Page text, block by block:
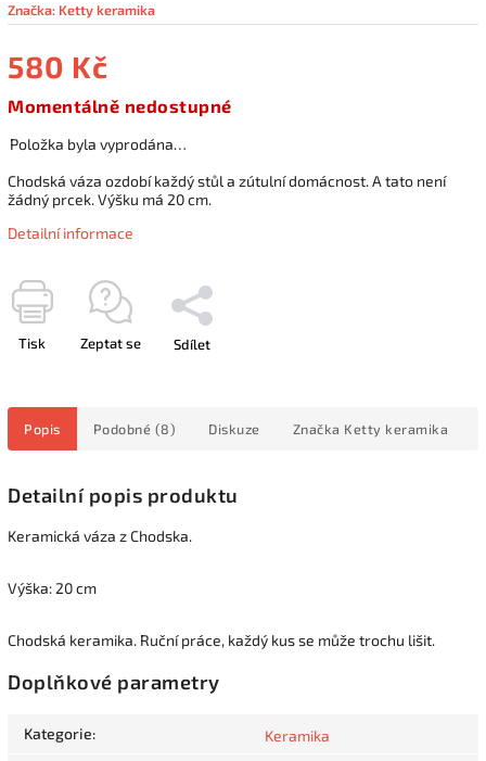
Značka: Ketty keramika
580 Kč
Momentálně nedostupné
Položka byla vyprodána…
Chodská váza ozdobí každý stůl a zútulní domácnost. A tato není
žádný prcek. Výšku má 20 cm.
Detailní informace
Tisk Zeptat se Sdílet
Popis Podobné (8) Diskuze Značka Ketty keramika
Detailní popis produktu
Keramická váza z Chodska.
Výška: 20 cm
Chodská keramika. Ruční práce, každý kus se může trochu lišit.
Doplňkové parametry
Kategorie: Keramika